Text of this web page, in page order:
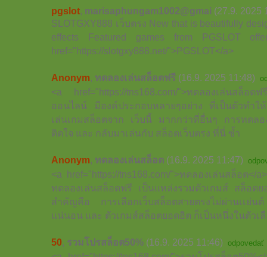
pgslot, marisaphungam1002@gmai (27.9. 2025
SLOTGXY888 เว็บตรง New that is beautifully
effects Featured games from PGSLOT
href="https://slotgxy888.net/">PGSLOT</a>
Anonym, ทดลองเล่นสล็อตฟรี (16.9. 2025 11:48)
<a href="https://tns168.com/">ทดลองเล่นสล็อต
ออนไลน์ มีองค์ประกอบหลายๆอย่าง ที่เป็นตัวทำใ
เล่นเกมสล็อตจาก เว็บนี้ มากกว่าที่อื่นๆ การทดล
ติดใจ และ กลับมาเล่นกับ สล็อตเว็บตรง ที่นี่ ซ้ำ
Anonym, ทดลองเล่นสล็อต (16.9. 2025 11:47)
<a href="https://tns168.com/">ทดลองเล่นสล็อต</
ทดลองเล่นสล็อตฟรี เป็นแหล่งรวมตัวเกมส์ สล็อ
สำคัญคือ การเลือกเว็บสล็อตสายตรงไม่ผ่านเเย่
แน่นอน และ ตัวเกมส์สล็อตยอดฮิต ก็เป็นหนึ่งในตัว
50, รวมโปรสล็อต50% (16.9. 2025 11:46) odpovedať